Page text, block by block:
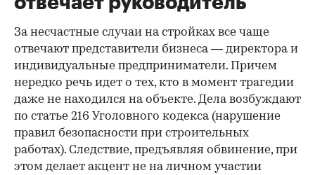
За несчастные случаи на стройках все чаще
отвечают представители бизнеса — директора и
индивидуальные предприниматели. Причем
нередко речь идет о тех, кто в момент трагедии
даже не находился на объекте. Дела возбуждают
по статье 216 Уголовного кодекса (нарушение
правил безопасности при строительных
работах). Следствие, предъявляя обвинение, при
этом делает акцент не на личном участии